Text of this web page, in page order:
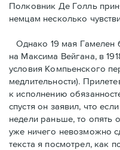
Полковник Дe Голль
немцам несколько
Однако 19 мая Гамелен
на Максима Вейгана, в
условия Компьенского
медлительности).
к исполнению
спустя oн заявил, что
недели раньше, то опять
уже ничего невозможно
текста я посмотрел, как